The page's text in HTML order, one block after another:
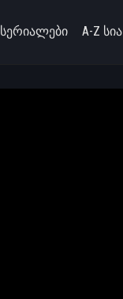
სერიალები A-Z სია